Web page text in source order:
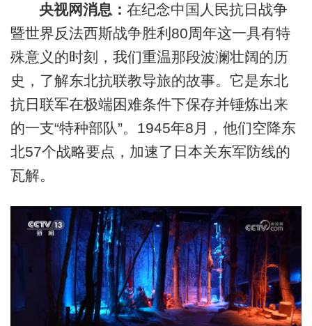
央视网消息： 在纪念中国人民抗日战争
暨世界反法西斯战争胜利80周年这一具有特
殊意义的时刻，我们重温那段波澜壮阔的历
史，了解东北抗联教导旅的故事。它是东北
抗日联军在极端困难条件下保存并锤炼出来
的一支“特种部队”。1945年8月，他们空降东
北57个战略要点，加速了日本关东军防线的
瓦解。